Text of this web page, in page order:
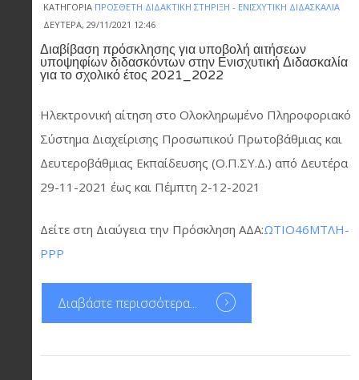
ΚΑΤΗΓΟΡΊΑ ΠΡΌΣΘΕΤΗ ΔΙΔΑΚΤΙΚΉ ΣΤΉΡΙΞΗ - ΕΝΙΣΧΥΤΙΚΉ ΔΙΔΑΣΚΑΛΊΑ
ΔΕΥΤΈΡΑ, 29/11/2021 12:46
Διαβίβαση πρόσκλησης για υποβολή αιτήσεων
υποψηφίων διδασκόντων στην Ενισχυτική Διδασκαλία
για το σχολικό έτος 2021_2022
Ηλεκτρονική αίτηση στο Ολοκληρωμένο Πληροφοριακό
Σύστημα Διαχείρισης Προσωπικού Πρωτοβάθμιας και
Δευτεροβάθμιας Εκπαίδευσης (Ο.Π.ΣΥ.Δ.) από Δευτέρα
29-11 -2021 έως και Πέμπτη 2-1 2-2021
Δείτε στη Διαύγεια την Πρόσκληση ΑΔΑ:ΩΤΙΟ46ΜΤΛΗ-
ΡΡΡ
Διαβάστε περισσότερα...